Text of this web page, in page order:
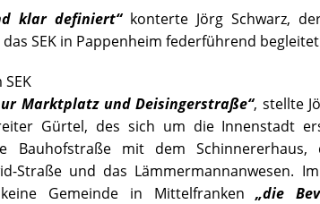
klar definiert“konterte Jörg Schwarz,
SEK in Pappenheim federführend
Marktplatz und Deisingerstraße“, stellte
Gürtel, des sich um die Innenstadt
Bauhofstraße mit dem
Straße und das Lämmermannanwesen.
keine Gemeinde in Mittelfranken„die